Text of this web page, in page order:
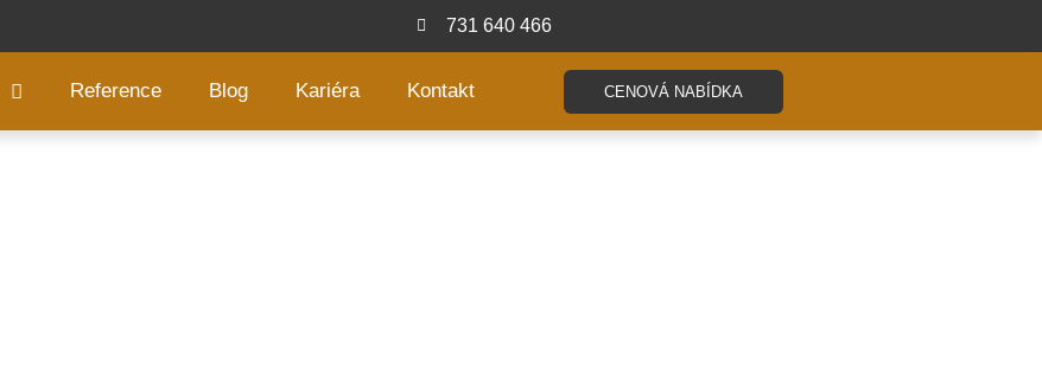
731 640 466
Reference Blog Kariéra Kontakt CENOVÁ NABÍDKA